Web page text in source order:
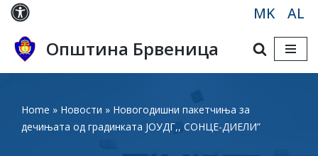
Skip
to
content
MK AL
Општина Брвеница
Home » Новости » Новогодишни пакетчиња за
дечињата од градинката ЈОУДГ,, СОНЦЕ-ДИЕЛИ”